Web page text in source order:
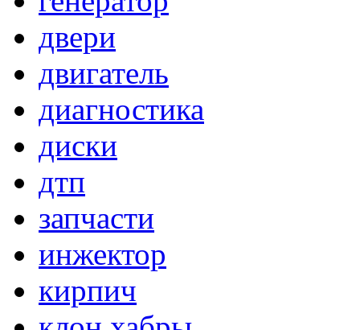
двери
двигатель
диагностика
диски
дтп
запчасти
инжектор
кирпич